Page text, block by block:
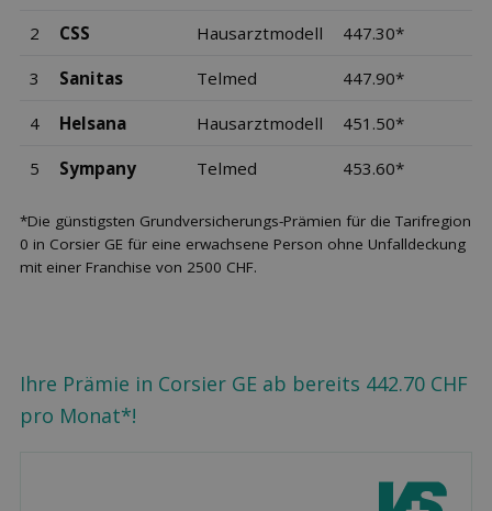
2 CSS Hausarztmodell 447.30*
3 Sanitas Telmed 447.90*
4 Helsana Hausarztmodell 451.50*
5 Sympany Telmed 453.60*
*Die günstigsten Grundversicherungs-Prämien für die Tarifregion
0 in Corsier GE für eine erwachsene Person ohne Unfalldeckung
mit einer Franchise von 2500 CHF.
Ihre Prämie in Corsier GE ab bereits 442.70 CHF
pro Monat*!